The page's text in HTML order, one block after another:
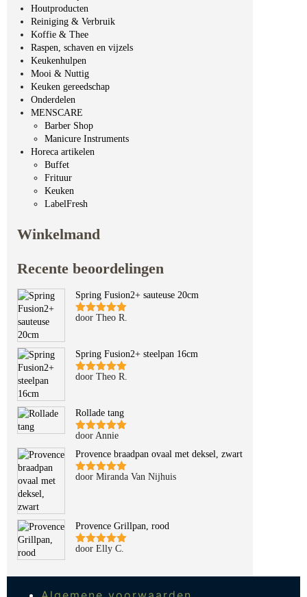
Houtproducten
Reiniging & Verbruik
Koffie & Thee
Raspen, schaven en vijzels
Keukenhulpen
Mooi & Nuttig
Keuken gereedschap
Onderdelen
MENSCARE
Barber Shop
Manicure Instruments
Horeca artikelen
Buffet
Frituur
Keuken
LabelFresh
Winkelmand
Recente beoordelingen
Spring Fusion2+ sauteuse 20cm
Gewaardeerd
door Theo R.
Spring Fusion2+ steelpan 16cm
Gewaardeerd
door Theo R.
Rollade tang
Gewaardeerd
5
door Annie
Provence braadpan ovaal met deksel, zwart
Gewaardeerd
door Miranda Van Nijhuis
Provence Grillpan, rood
Gewaardeerd
door Elly C.